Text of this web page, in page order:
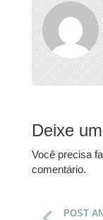
Deixe
Você precisa
comentário.
POST